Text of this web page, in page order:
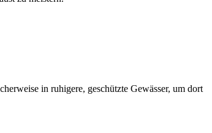
in ruhigere, geschützte Gewässer, um dort